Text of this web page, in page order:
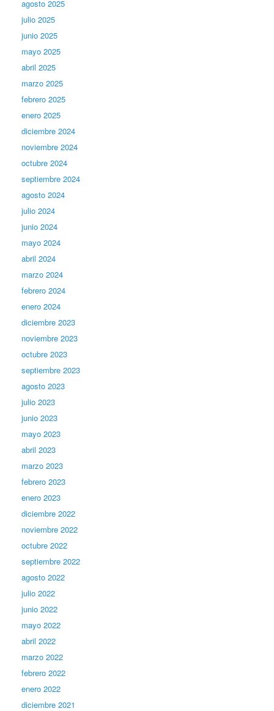
agosto 2025
julio 2025
junio 2025
mayo 2025
abril 2025
marzo 2025
febrero 2025
enero 2025
diciembre 2024
noviembre 2024
octubre 2024
septiembre 2024
agosto 2024
julio 2024
junio 2024
mayo 2024
abril 2024
marzo 2024
febrero 2024
enero 2024
diciembre 2023
noviembre 2023
octubre 2023
septiembre 2023
agosto 2023
julio 2023
junio 2023
mayo 2023
abril 2023
marzo 2023
febrero 2023
enero 2023
diciembre 2022
noviembre 2022
octubre 2022
septiembre 2022
agosto 2022
julio 2022
junio 2022
mayo 2022
abril 2022
marzo 2022
febrero 2022
enero 2022
diciembre 2021